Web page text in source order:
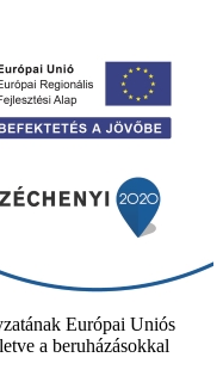
Európai Uniós
a beruházásokkal